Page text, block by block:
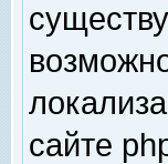
сайте